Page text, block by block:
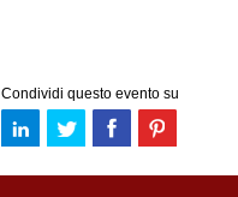
Condividi questo evento su